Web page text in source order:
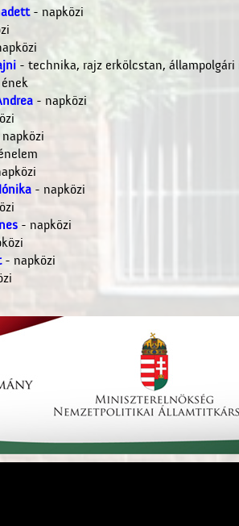
- napközi
- technika, rajz erkölcstan, állampolgári
- napközi
- napközi
- napközi
- napközi